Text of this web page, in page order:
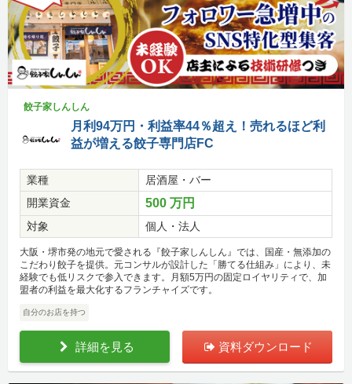
餃子家しんしん
月利94万円・利益率44％超え！売れるほど利
益が増える餃子専門店FC
業種
居酒屋・バー
開業資金
500 万円
対象 個人・法人
大阪・堺市発の地元で愛される『餃子家しんしん』では、国産・無添加の
こだわり餃子を提供。元コンサルが設計した「勝てる仕組み」により、未
経験でも低リスクで参入できます。月額5万円の固定ロイヤリティで、加
盟者の利益を最大化するフランチャイズです。
自分のお店を持つ
詳細を見る 資料ダウンロード